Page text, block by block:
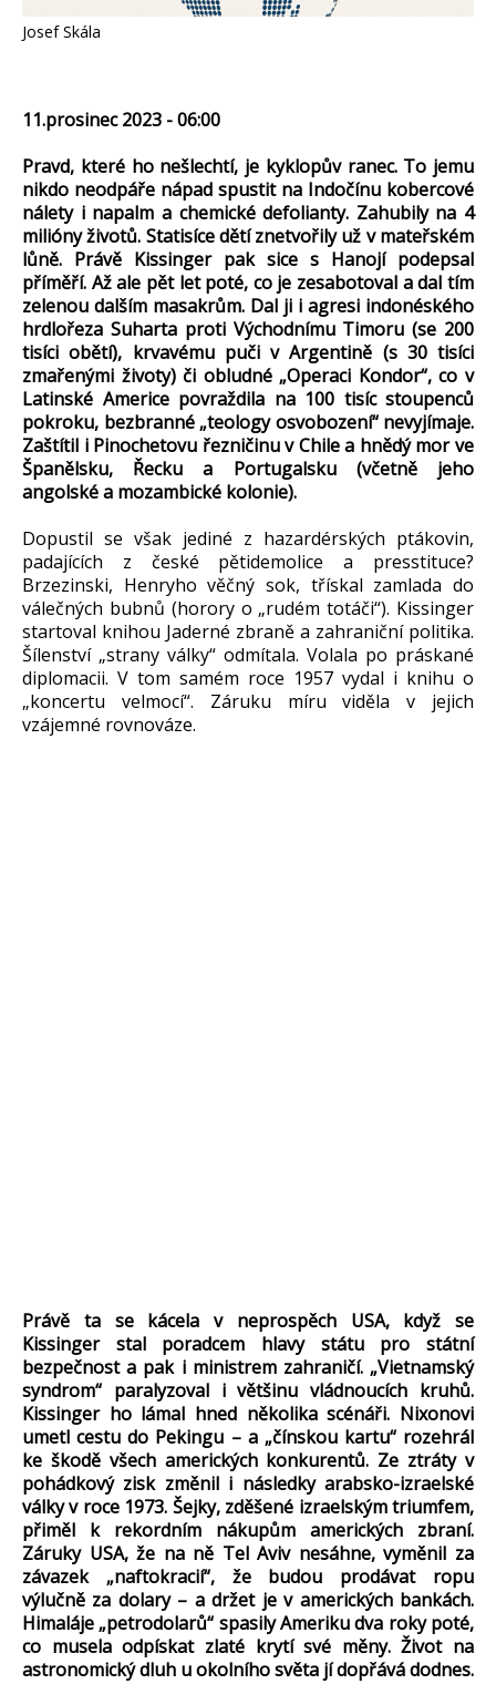
Josef Skála
11.prosinec 2023 - 06:00
Pravd, které ho nešlechtí, je kyklopův ranec. To jemu
nikdo neodpáře nápad spustit na Indočínu kobercové
nálety i napalm a chemické defolianty. Zahubily na 4
milióny životů. Statisíce dětí znetvořily už v mateřském
lůně. Právě Kissinger pak sice s Hanojí podepsal
příměří. Až ale pět let poté, co je zesabotoval a dal tím
zelenou dalším masakrům. Dal ji i agresi indonéského
hrdlořeza Suharta proti Východnímu Timoru (se 200
tisíci obětí), krvavému puči v Argentině (s 30 tisíci
zmařenými životy) či obludné „Operaci Kondor“, co v
Latinské Americe povraždila na 100 tisíc stoupenců
pokroku, bezbranné „teology osvobození“ nevyjímaje.
Zaštítil i Pinochetovu řezničinu v Chile a hnědý mor ve
Španělsku, Řecku a Portugalsku (včetně jeho
angolské a mozambické kolonie).
Dopustil se však jediné z hazardérských ptákovin,
padajících z české pětidemolice a presstituce?
Brzezinski, Henryho věčný sok, třískal zamlada do
válečných bubnů (horory o „rudém totáči“). Kissinger
startoval knihou Jaderné zbraně a zahraniční politika.
Šílenství „strany války“ odmítala. Volala po práskané
diplomacii. V tom samém roce 1957 vydal i knihu o
„koncertu velmocí“. Záruku míru viděla v jejich
vzájemné rovnováze.
Právě ta se kácela v neprospěch USA, když se
Kissinger stal poradcem hlavy státu pro státní
bezpečnost a pak i ministrem zahraničí. „Vietnamský
syndrom“ paralyzoval i většinu vládnoucích kruhů.
Kissinger ho lámal hned několika scénáři. Nixonovi
umetl cestu do Pekingu – a „čínskou kartu“ rozehrál
ke škodě všech amerických konkurentů. Ze ztráty v
pohádkový zisk změnil i následky arabsko-izraelské
války v roce 1973. Šejky, zděšené izraelským triumfem,
přiměl k rekordním nákupům amerických zbraní.
Záruky USA, že na ně Tel Aviv nesáhne, vyměnil za
závazek „naftokracií“, že budou prodávat ropu
výlučně za dolary – a držet je v amerických bankách.
Himaláje „petrodolarů“ spasily Ameriku dva roky poté,
co musela odpískat zlaté krytí své měny. Život na
astronomický dluh u okolního světa jí dopřává dodnes.